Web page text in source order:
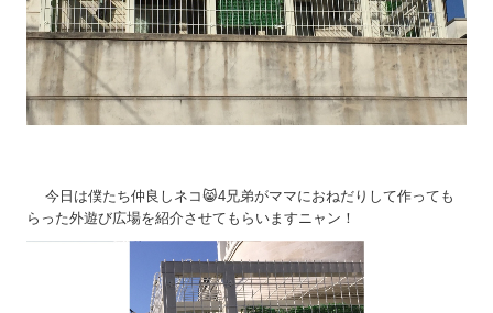
新築
お問い合わせ
お知らせ
よくあるご質問
採用情報（業務）
今日は僕たち仲良しネコ😸4兄弟がママにおねだりして作っても
らった外遊び広場を紹介させてもらいますニャン！